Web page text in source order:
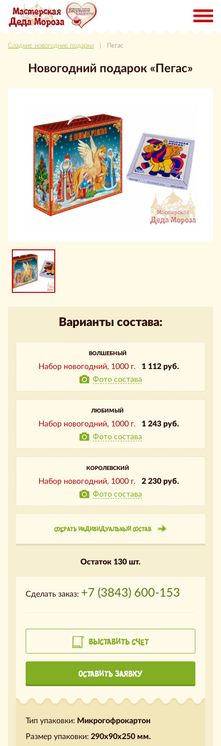
Сладкие новогодние подарки | Пегас
Новогодний подарок «Пегас»
Варианты состава:
ВОЛШЕБНЫЙ
Набор новогодний, 1000 г.
1 112 руб.
Фото состава
ЛЮБИМЫЙ
Набор новогодний, 1000 г.
1 243 руб.
Фото состава
КОРОЛЕВСКИЙ
Набор новогодний, 1000 г.
2 230 руб.
Фото состава
СОБРАТЬ ИНДИВИДУАЛЬНЫЙ СОСТАВ
Остаток 130 шт.
Сделать заказ: +7 (3843) 600-153
ВЫСТАВИТЬ СЧЕТ
ОСТАВИТЬ ЗАЯВКУ
Тип упаковки: Микрогофрокартон
Размер упаковки: 290х90х250 мм.